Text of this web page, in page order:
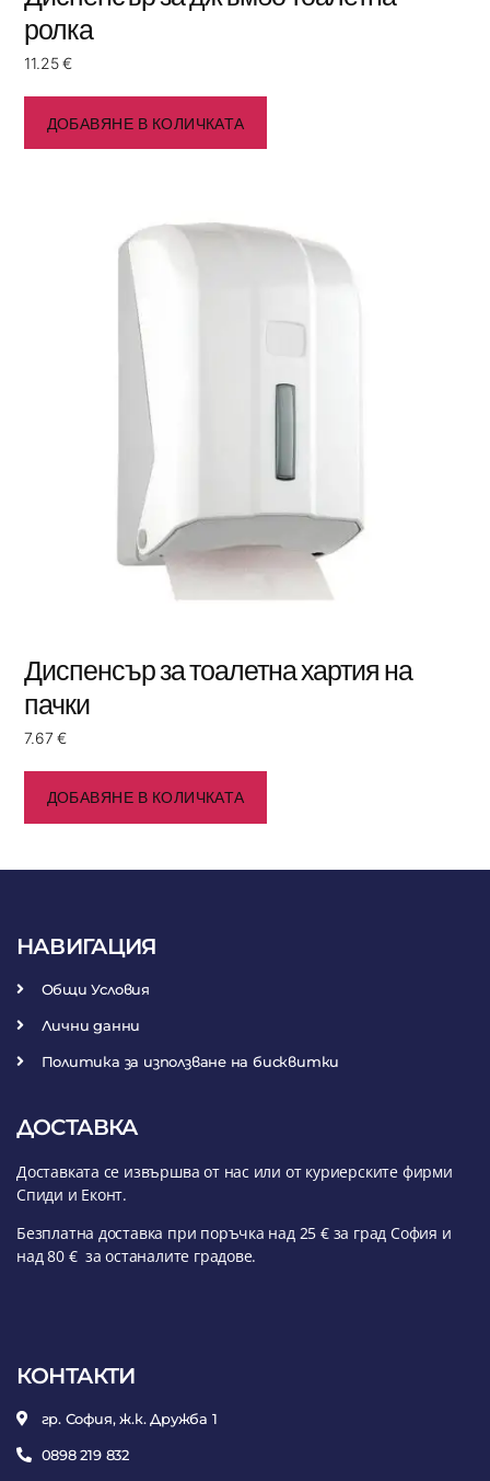
ролка
11.25€
ДОБАВЯНЕ В КОЛИЧКАТА
Диспенсър за тоалетна хартия на
пачки
7.67€
ДОБАВЯНЕ В КОЛИЧКАТА
НАВИГАЦИЯ
Общи Условия
Лични данни
Политика за използване на бисквитки
ДОСТАВКА
Доставката се извършва от нас или от куриерските фирми
Спиди и Еконт.
Безплатна доставка при поръчка над 25 € за град София и
над 80 € за останалите градове.
КОНТАКТИ
гр. София, ж.к. Дружба 1
0898 219 832